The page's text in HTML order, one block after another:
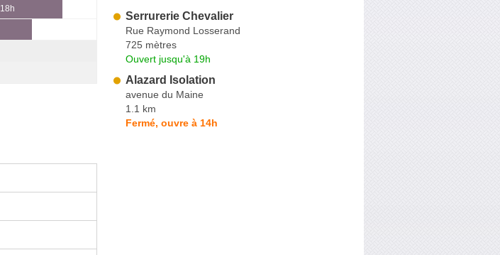
Serrurerie Chevalier
Rue Raymond Losserand
725 mètres
Ouvert jusqu'à 19h
Alazard Isolation
avenue du Maine
1.1 km
Fermé, ouvre à 14h